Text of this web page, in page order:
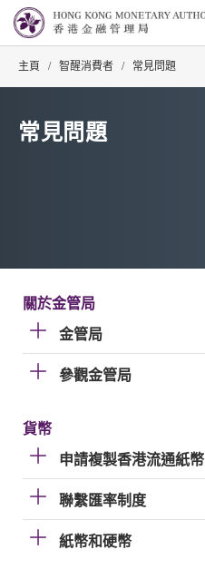
主頁 / 智醒消費者 / 常見問題
常見問題
關於金管局
金管局
參觀金管局
貨幣
申請複製香港流通紙幣
聯繫匯率制度
紙幣和硬幣